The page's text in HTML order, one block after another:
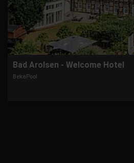
Bad Arolsen - Welcome Hotel
BekaPool